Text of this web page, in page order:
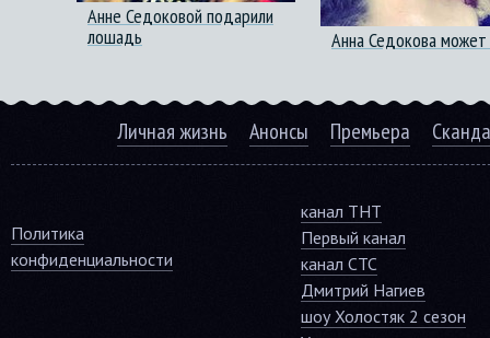
Анне Седоковой подарили
лошадь
Анна Седокова
Личная жизнь Анонсы Премьера
Политика
конфиденциальности
канал ТНТ
Первый канал
канал СТС
Дмитрий Нагиев
шоу Холостяк 2 сезон